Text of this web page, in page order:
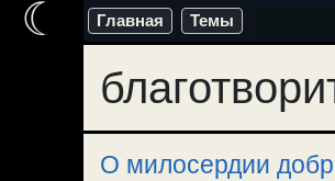
Перейти
содержимому
Главная Темы
О милосердии
☾